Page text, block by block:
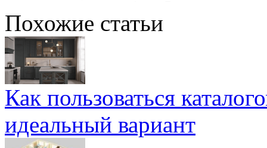
Похожие статьи
Как пользоваться
идеальный вариант